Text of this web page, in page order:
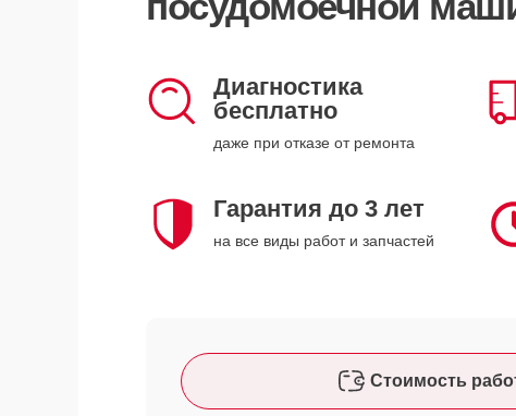
Диагностика
бесплатно
даже при отказе от ремонта
Гарантия до 3 лет
на все виды работ и запчастей
Стоимость